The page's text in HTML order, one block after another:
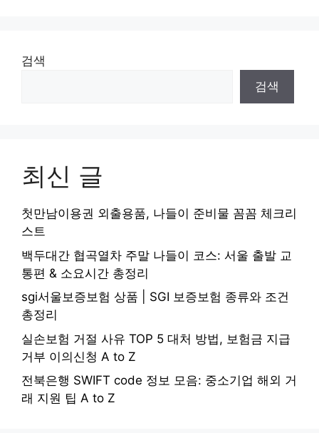
검색
검색
최신 글
첫만남이용권 외출용품, 나들이 준비물 꼼꼼 체크리
스트
백두대간 협곡열차 주말 나들이 코스: 서울 출발 교
통편 & 소요시간 총정리
sgi서울보증보험 상품 | SGI 보증보험 종류와 조건
총정리
실손보험 거절 사유 TOP 5 대처 방법, 보험금 지급
거부 이의신청 A to Z
전북은행 SWIFT code 정보 모음: 중소기업 해외 거
래 지원 팁 A to Z